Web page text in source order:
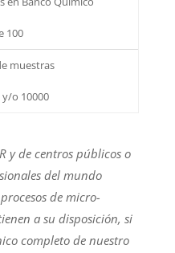
100
muestras
y/o 10000
y de centros públicos o
del mundo
de micro-
a su disposición, si
completo de nuestro